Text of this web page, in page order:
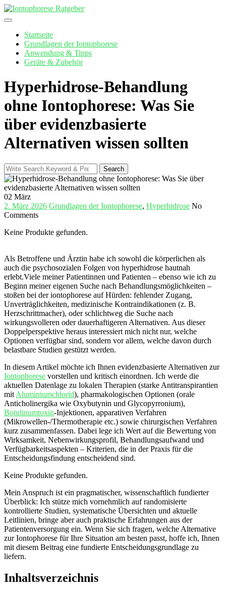
Skip
to
Startseite
Grundlagen der Iontophorese
Anwendung & Tipps
Geräte & Zubehör
Hyperhidrose-Behandlung
ohne Iontophorese: Was Sie
über evidenzbasierte
Alternativen wissen sollten
Search
for:
Search
02 März
2. März 2026 Grundlagen der Iontophorese, Hyperhidrose No
Comments
Keine Produkte gefunden.
Als Betroffene‌ und Ärztin habe ich ⁣sowohl die körperlichen als
auch die ‍psychosozialen ⁤Folgen von⁢ hyperhidrose hautnah
erlebt.Viele meiner Patientinnen​ und Patienten – ebenso​ wie ich zu
Beginn meiner⁢ eigenen Suche ⁣nach Behandlungsmöglichkeiten‍ –
stoßen ⁣bei⁤ der iontophorese auf Hürden: fehlender Zugang,
Unverträglichkeiten, medizinische ⁤Kontraindikationen (z. B.
Herzschrittmacher), oder schlichtweg die ‍Suche ‍nach
wirkungsvolleren oder dauerhaftigeren Alternativen.⁣ Aus dieser
‍Doppelperspektive heraus ⁢interessiert mich nicht ‍nur, welche
Optionen verfügbar ⁢sind, sondern vor allem, welche davon durch
belastbare‍ Studien​ gestützt werden.
In diesem Artikel möchte ich Ihnen evidenzbasierte Alternativen zur
Iontophorese vorstellen und kritisch einordnen. Ich werde die
aktuellen ‌Datenlage ​zu‍ lokalen Therapien (starke Antitranspirantien
mit Aluminiumchlorid), pharmakologischen Optionen (orale
Anticholinergika wie⁤ Oxybutynin und Glycopyrronium),
Botulinumtoxin-Injektionen, apparativen Verfahren ​
(Mikrowellen-/Thermotherapie⁤ etc.) sowie chirurgischen ⁢Verfahren⁢
kurz zusammenfassen. Dabei​ lege ich Wert auf die Bewertung von​
Wirksamkeit, Nebenwirkungsprofil, Behandlungsaufwand ‍und
Verfügbarkeitsaspekten – Kriterien, ​die in der Praxis⁤ für die
Entscheidungsfindung entscheidend sind.
Keine Produkte gefunden.
Mein Anspruch ⁢ist ein pragmatischer, wissenschaftlich fundierter
Überblick: Ich ‍stütze mich‌ vornehmlich auf randomisierte
kontrollierte Studien, systematische Übersichten ‌und‌ aktuelle
Leitlinien, bringe⁢ aber auch praktische Erfahrungen aus der
Patientenversorgung ein. Wenn Sie sich​ fragen, welche ⁣Alternative
zur⁤ Iontophorese für ⁤Ihre ⁣Situation am‍ besten passt,⁢ hoffe ich,⁢ Ihnen
mit diesem Beitrag eine⁤ fundierte‌ Entscheidungsgrundlage zu
liefern.
Inhaltsverzeichnis